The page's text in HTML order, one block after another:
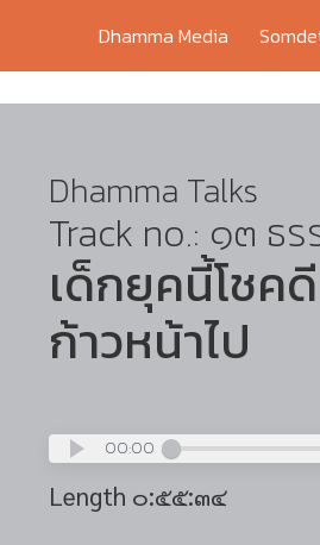
Dhamma Media
Dhamma Talks
Track no.: ๑๓ ธ
เด็กยุคนี้โชค
ก้าวหน้าไป
00:00
Length ๐:๕๕:๓๔